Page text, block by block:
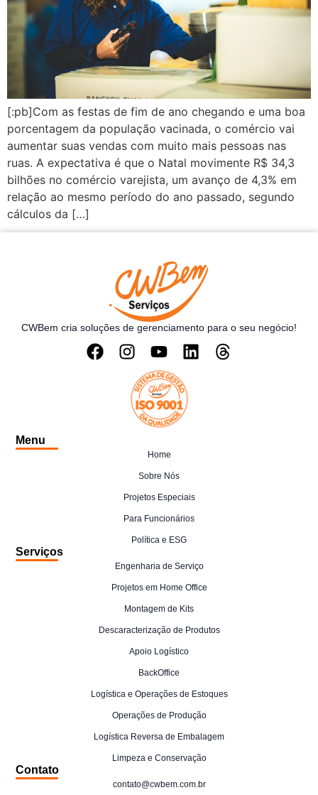
[:pb]Com as festas de fim de ano chegando e uma boa
porcentagem da população vacinada, o comércio vai
aumentar suas vendas com muito mais pessoas nas
ruas. A expectativa é que o Natal movimente R$ 34,3
bilhões no comércio varejista, um avanço de 4,3% em
relação ao mesmo período do ano passado, segundo
cálculos da […]
CWBem cria soluções de gerenciamento para o seu negócio!
Menu
Home
Sobre Nós
Projetos Especiais
Para Funcionários
Política e ESG
Serviços
Engenharia de Serviço
Projetos em Home Office
Montagem de Kits
Descaracterização de Produtos
Apoio Logístico
BackOffice
Logística e Operações de Estoques
Operações de Produção
Logística Reversa de Embalagem
Limpeza e Conservação
Contato
contato@cwbem.com.br